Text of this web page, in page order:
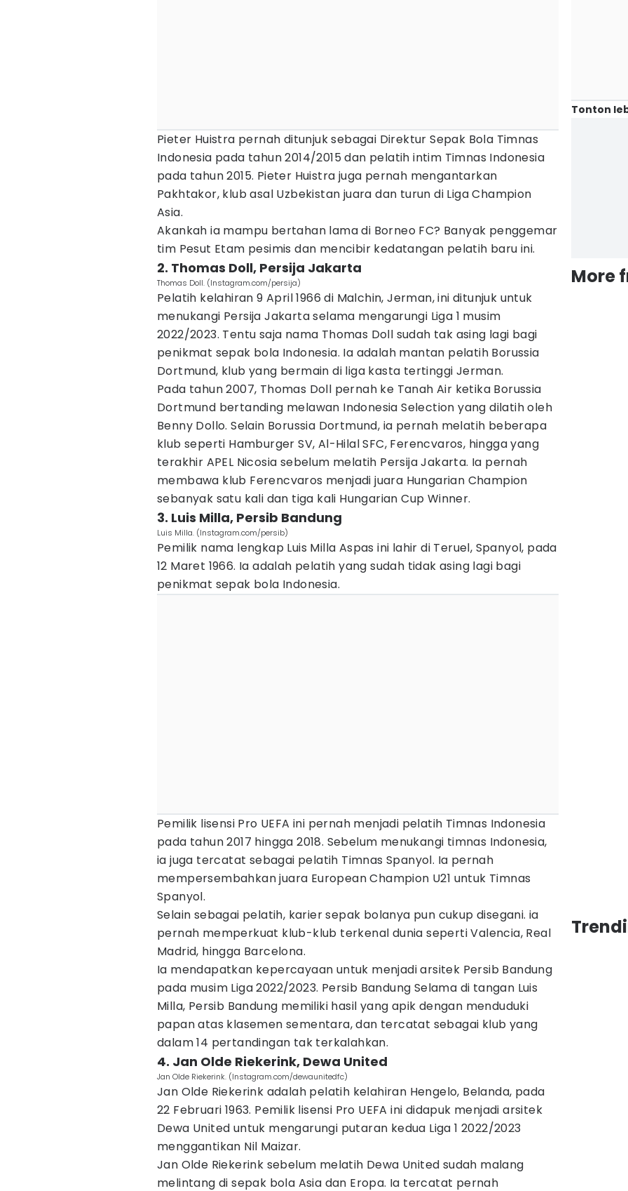
Pieter Huistra pernah ditunjuk sebagai Direktur Sepak Bola Timnas
Indonesia pada tahun 2014/2015 dan pelatih intim Timnas Indonesia
pada tahun 2015. Pieter Huistra juga pernah mengantarkan
Pakhtakor, klub asal Uzbekistan juara dan turun di Liga Champion
Asia.
Akankah ia mampu bertahan lama di Borneo FC? Banyak penggemar
tim Pesut Etam pesimis dan mencibir kedatangan pelatih baru ini.
2. Thomas Doll, Persija Jakarta
Thomas Doll. (Instagram.com/persija)
Pelatih kelahiran 9 April 1966 di Malchin, Jerman, ini ditunjuk untuk
menukangi Persija Jakarta selama mengarungi Liga 1 musim
2022/2023. Tentu saja nama Thomas Doll sudah tak asing lagi bagi
penikmat sepak bola Indonesia. Ia adalah mantan pelatih Borussia
Dortmund, klub yang bermain di liga kasta tertinggi Jerman.
Pada tahun 2007, Thomas Doll pernah ke Tanah Air ketika Borussia
Dortmund bertanding melawan Indonesia Selection yang dilatih oleh
Benny Dollo. Selain Borussia Dortmund, ia pernah melatih beberapa
klub seperti Hamburger SV, Al-Hilal SFC, Ferencvaros, hingga yang
terakhir APEL Nicosia sebelum melatih Persija Jakarta. Ia pernah
membawa klub Ferencvaros menjadi juara Hungarian Champion
sebanyak satu kali dan tiga kali Hungarian Cup Winner.
3. Luis Milla, Persib Bandung
Luis Milla. (Instagram.com/persib)
Pemilik nama lengkap Luis Milla Aspas ini lahir di Teruel, Spanyol, pada
12 Maret 1966. Ia adalah pelatih yang sudah tidak asing lagi bagi
penikmat sepak bola Indonesia.
Pemilik lisensi Pro UEFA ini pernah menjadi pelatih Timnas Indonesia
pada tahun 2017 hingga 2018. Sebelum menukangi timnas Indonesia,
ia juga tercatat sebagai pelatih Timnas Spanyol. Ia pernah
mempersembahkan juara European Champion U21 untuk Timnas
Spanyol.
Selain sebagai pelatih, karier sepak bolanya pun cukup disegani. ia
pernah memperkuat klub-klub terkenal dunia seperti Valencia, Real
Madrid, hingga Barcelona.
Ia mendapatkan kepercayaan untuk menjadi arsitek Persib Bandung
pada musim Liga 2022/2023. Persib Bandung Selama di tangan Luis
Milla, Persib Bandung memiliki hasil yang apik dengan menduduki
papan atas klasemen sementara, dan tercatat sebagai klub yang
dalam 14 pertandingan tak terkalahkan.
4. Jan Olde Riekerink, Dewa United
Jan Olde Riekerink. (Instagram.com/dewaunitedfc)
Jan Olde Riekerink adalah pelatih kelahiran Hengelo, Belanda, pada
22 Februari 1963. Pemilik lisensi Pro UEFA ini didapuk menjadi arsitek
Dewa United untuk mengarungi putaran kedua Liga 1 2022/2023
menggantikan Nil Maizar.
Jan Olde Riekerink sebelum melatih Dewa United sudah malang
melintang di sepak bola Asia dan Eropa. Ia tercatat pernah
Tonton
More